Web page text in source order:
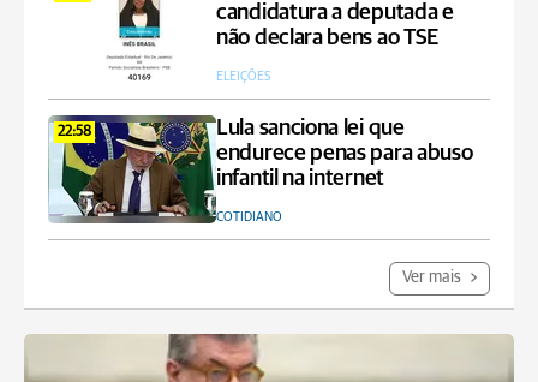
candidatura a deputada e
não declara bens ao TSE
ELEIÇÕES
22:58
Lula sanciona lei que
endurece penas para abuso
infantil na internet
COTIDIANO
Ver mais